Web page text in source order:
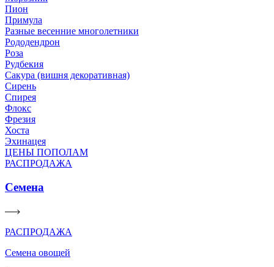
Пион
Примула
Разные весенние многолетники
Рододендрон
Роза
Рудбекия
Сакура (вишня декоративная)
Сирень
Спирея
Флокс
Фрезия
Хоста
Эхинацея
ЦЕНЫ ПОПОЛАМ
РАСПРОДАЖА
Семена
РАСПРОДАЖА
Семена овощей